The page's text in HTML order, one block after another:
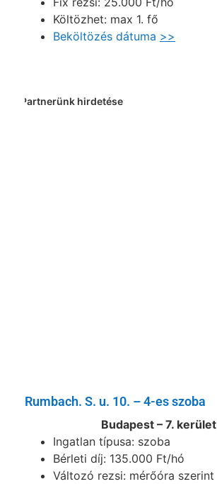
Költözhet: max 1. fő
Beköltözés dátuma >>
Rumbach. S. u. 10. – 4-es szoba
Budapest – 7. kerület
Ingatlan típusa: szoba
Bérleti díj: 135.000 Ft/hó
Változó rezsi: mérőóra szerint